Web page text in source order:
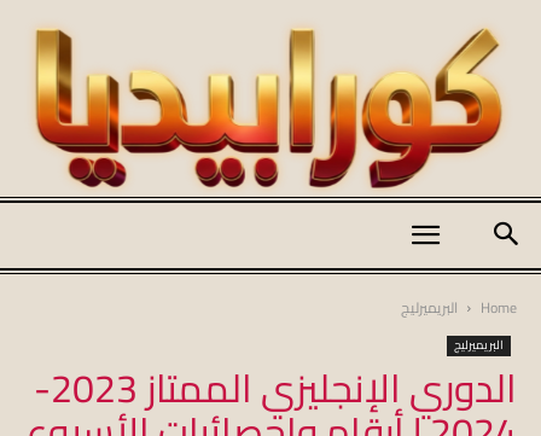
Home البريميرليج
البريميرليج
الدوري الإنجليزي الممتاز 2023-